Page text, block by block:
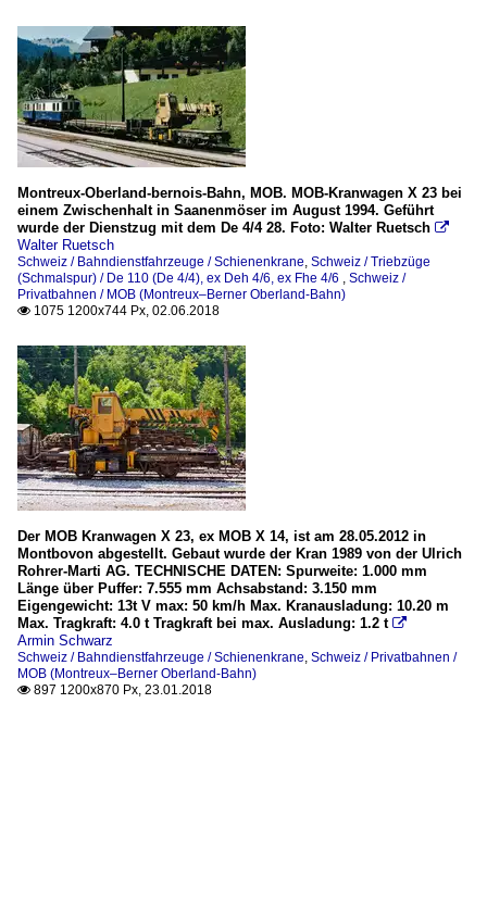
Montreux-Oberland-bernois-Bahn, MOB. MOB-Kranwagen X 23 bei
einem Zwischenhalt in Saanenmöser im August 1994. Geführt
wurde der Dienstzug mit dem De 4/4 28. Foto: Walter Ruetsch 
Walter Ruetsch
Schweiz / Bahndienstfahrzeuge / Schienenkrane, Schweiz / Triebzüge
(Schmalspur) / De 110 (De 4/4), ex Deh 4/6, ex Fhe 4/6 , Schweiz /
Privatbahnen / MOB (Montreux–Berner Oberland-Bahn)
 1075 1200x744 Px, 02.06.2018
Der MOB Kranwagen X 23, ex MOB X 14, ist am 28.05.2012 in
Montbovon abgestellt. Gebaut wurde der Kran 1989 von der Ulrich
Rohrer-Marti AG. TECHNISCHE DATEN: Spurweite: 1.000 mm
Länge über Puffer: 7.555 mm Achsabstand: 3.150 mm
Eigengewicht: 13t V max: 50 km/h Max. Kranausladung: 10.20 m
Max. Tragkraft: 4.0 t Tragkraft bei max. Ausladung: 1.2 t 
Armin Schwarz
Schweiz / Bahndienstfahrzeuge / Schienenkrane, Schweiz / Privatbahnen /
MOB (Montreux–Berner Oberland-Bahn)
 897 1200x870 Px, 23.01.2018